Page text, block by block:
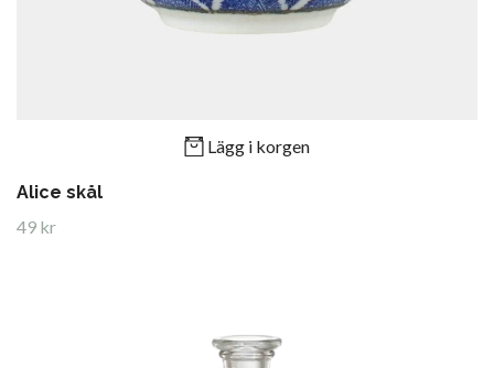
Lägg i korgen
Alice skål
49 kr